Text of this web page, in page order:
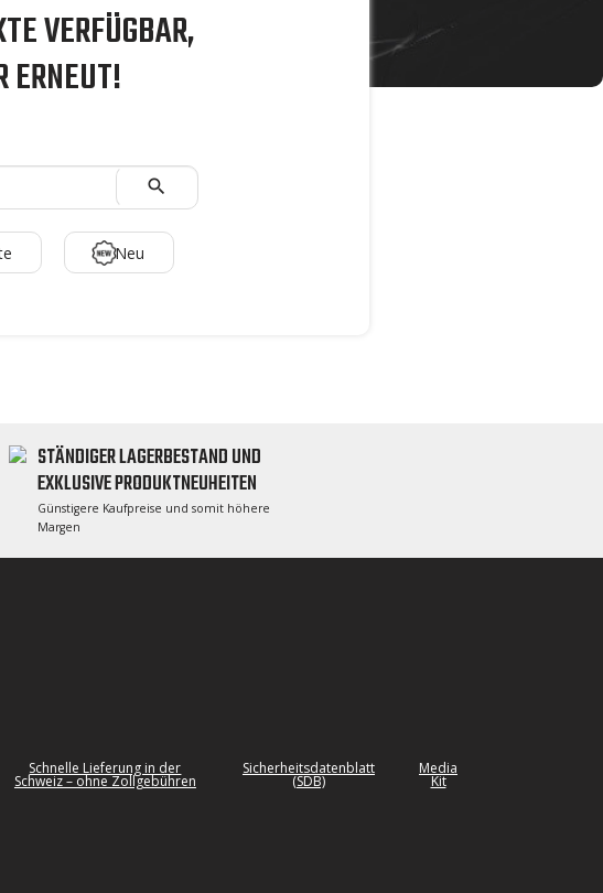
VERFÜGBAR,
ERNEUT!

Neu
STÄNDIGER LAGERBESTAND UND
EXKLUSIVE PRODUKTNEUHEITEN
Günstigere Kaufpreise und somit höhere
Margen
Schnelle Lieferung in der
Schweiz – ohne Zollgebühren
Sicherheitsdatenblatt
(SDB)
Media
Kit